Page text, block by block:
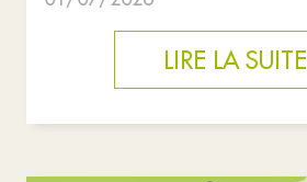
LIRE LA SUITE